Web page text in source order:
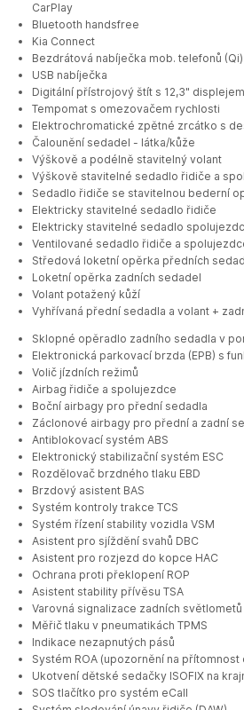
CarPlay
Bluetooth handsfree
Kia Connect
Bezdrátová nabíječka mob. telefonů (Qi)
USB nabíječka
Digitální přístrojový štít s 12,3" displejem
Tempomat s omezovačem rychlosti
Elektrochromatické zpětné zrcátko s
Čalounění sedadel - látka/kůže
Výškově a podélně stavitelný volant
Výškově stavitelné sedadlo řidiče a
Sedadlo řidiče se stavitelnou bederní
Elektricky stavitelné sedadlo řidiče
Elektricky stavitelné sedadlo
Ventilované sedadlo řidiče a
Středová loketní opěrka předních
Loketní opěrka zadních sedadel
Volant potažený kůží
Vyhřívaná přední sedadla a volant +
Sklopné opěradlo zadního sedadla v
Elektronická parkovací brzda (EPB) s
Volič jízdních režimů
Airbag řidiče a spolujezdce
Boční airbagy pro přední sedadla
Záclonové airbagy pro přední a zadní
Antiblokovací systém ABS
Elektronický stabilizační systém ESC
Rozdělovač brzdného tlaku EBD
Brzdový asistent BAS
Systém kontroly trakce TCS
Systém řízení stability vozidla VSM
Asistent pro sjíždění svahů DBC
Asistent pro rozjezd do kopce HAC
Ochrana proti překlopení ROP
Asistent stability přívěsu TSA
Varovná signalizace zadních
Měřič tlaku v pneumatikách TPMS
Indikace nezapnutých pásů
Systém ROA (upozornění na přítomnost
Ukotvení dětské sedačky ISOFIX na
SOS tlačítko pro systém eCall